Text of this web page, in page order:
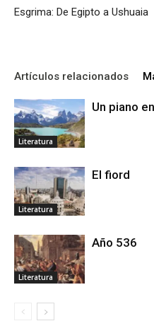
Esgrima: De Egipto a Ushuaia
Artículos relacionados
Literatura
Un piano
Literatura
El fiord
Literatura
Año 536